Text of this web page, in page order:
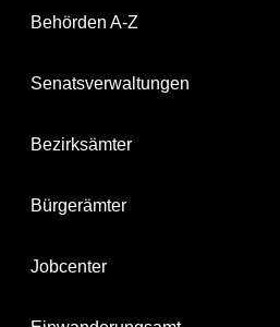
Behörden A-Z
Senatsverwaltungen
Bezirksämter
Bürgerämter
Jobcenter